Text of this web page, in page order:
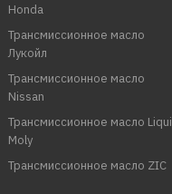
Honda
Трансмиссионное масло
Лукойл
Трансмиссионное масло
Nissan
Трансмиссионное масло Liqui
Moly
Трансмиссионное масло ZIC